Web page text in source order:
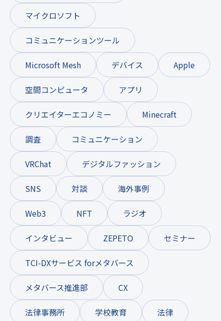
マイクロソフト
コミュニケーションツール
Microsoft Mesh デバイス Apple
空間コンピュータ アプリ
クリエイターエコノミー Minecraft
調査 コミュニケーション
VRChat デジタルファッション
SNS 対談 海外事例
Web3 NFT ラジオ
インタビュー ZEPETO セミナー
TCI-DXサービス forメタバース
メタバース推進部 CX
法律事務所 学校教育 法律